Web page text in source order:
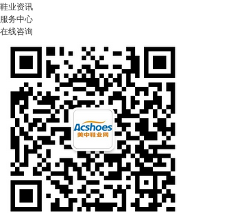
鞋业资讯
服务中心
在线咨询